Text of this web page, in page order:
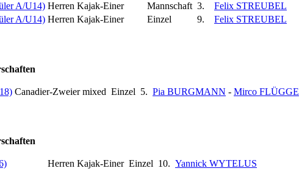
A/U14) Herren Kajak-Einer Mannschaft 3.
Felix STREUBEL
A/U14) Herren Kajak-Einer Einzel 9. Felix STREUBEL
Canadier-Zweier mixed Einzel 5. Pia BURGMANN - Mirco FLÜGGE
Herren Kajak-Einer Einzel 10. Yannick WYTELUS